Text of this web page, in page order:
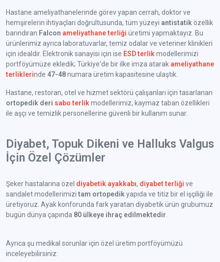
Hastane ameliyathanelerinde görev yapan cerrah, doktor ve
hemşirelerin ihtiyaçları doğrultusunda, tüm yüzeyi antistatik özellik
barındıran Falcon ameliyathane terliği üretimi yapmaktayız. Bu
ürünlerimiz ayrıca laboratuvarlar, temiz odalar ve veteriner klinikleri
için idealdir. Elektronik sanayisi için ise ESD terlikmodellerimizi
portföyümüze ekledik; Türkiye'de bir ilke imza atarak ameliyathane
terliklerinde 47-48numara üretim kapasitesine ulaştık.
Hastane, restoran, otel ve hizmet sektörü çalışanları için tasarlanan
ortopedik deri sabo terlikmodellerimiz, kaymaz taban özellikleri
ile aşçı ve temizlik personellerine güvenli bir kullanım sunar.
Diyabet, Topuk Dikeni ve Halluks Valgus
İçin Özel Çözümler
Şeker hastalarına özel diyabetik ayakkabı, diyabet terliği ve
sandalet modellerimizi tam ortopedikyapıda ve titiz bir el işçiliği ile
üretiyoruz. Ayak konforunda fark yaratan diyabetik ürün grubumuz
bugün dünya çapında 80 ülkeye ihraç edilmektedir.
Ayrıca şu medikal sorunlar için özel üretim portföyümüzü
inceleyebilirsiniz: